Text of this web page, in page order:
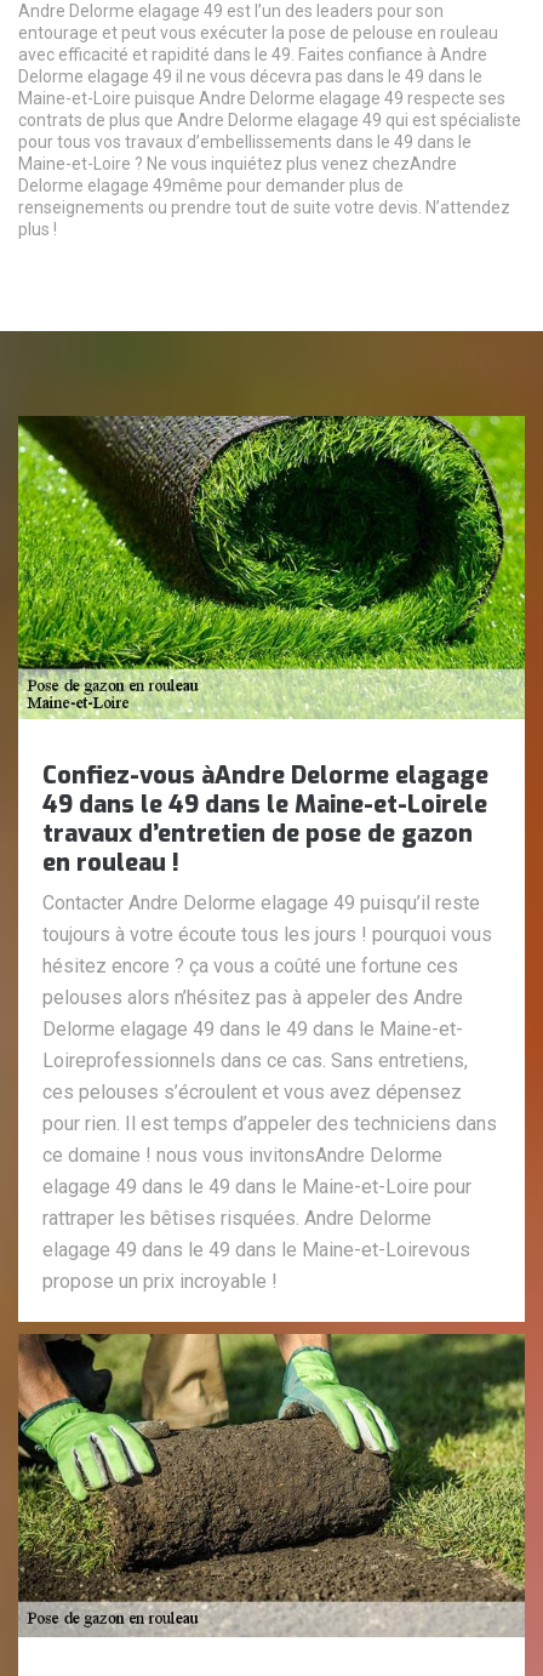
Andre Delorme elagage 49 est l’un des leaders pour son
entourage et peut vous exécuter la pose de pelouse en rouleau
avec efficacité et rapidité dans le 49. Faites confiance à Andre
Delorme elagage 49 il ne vous décevra pas dans le 49 dans le
Maine-et-Loire puisque Andre Delorme elagage 49 respecte ses
contrats de plus que Andre Delorme elagage 49 qui est spécialiste
pour tous vos travaux d’embellissements dans le 49 dans le
Maine-et-Loire ? Ne vous inquiétez plus venez chezAndre
Delorme elagage 49même pour demander plus de
renseignements ou prendre tout de suite votre devis. N’attendez
plus !
Confiez-vous àAndre Delorme elagage
49 dans le 49 dans le Maine-et-Loirele
travaux d’entretien de pose de gazon
en rouleau !
Contacter Andre Delorme elagage 49 puisqu’il reste
toujours à votre écoute tous les jours ! pourquoi vous
hésitez encore ? ça vous a coûté une fortune ces
pelouses alors n’hésitez pas à appeler des Andre
Delorme elagage 49 dans le 49 dans le Maine-et-
Loireprofessionnels dans ce cas. Sans entretiens,
ces pelouses s’écroulent et vous avez dépensez
pour rien. Il est temps d’appeler des techniciens dans
ce domaine ! nous vous invitonsAndre Delorme
elagage 49 dans le 49 dans le Maine-et-Loire pour
rattraper les bêtises risquées. Andre Delorme
elagage 49 dans le 49 dans le Maine-et-Loirevous
propose un prix incroyable !